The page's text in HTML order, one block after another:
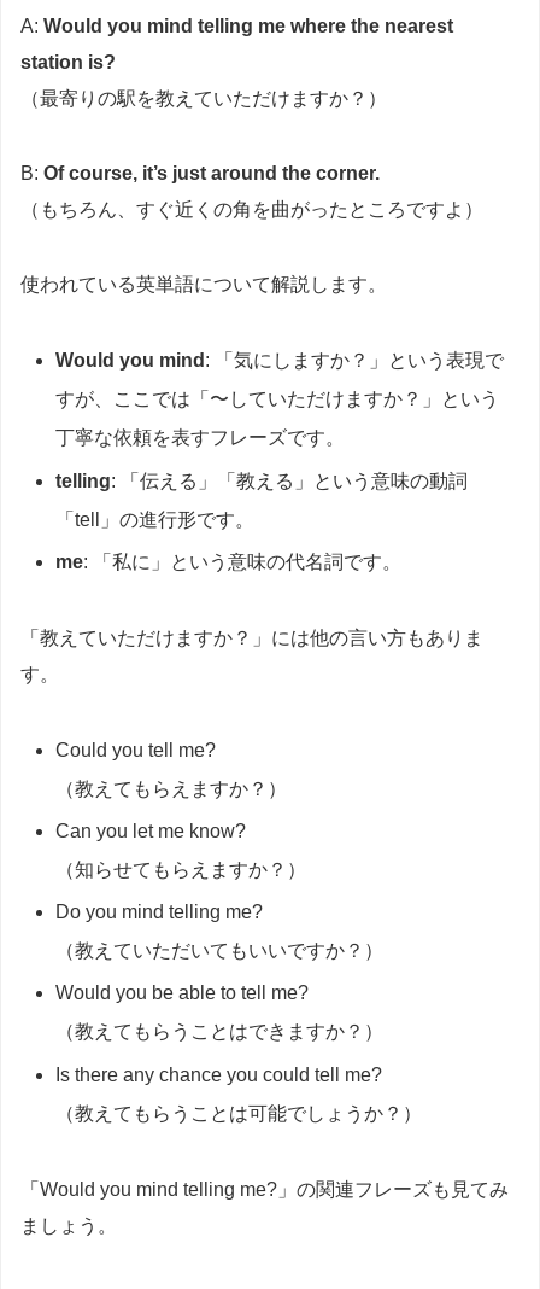
A: Would you mind telling me where the nearest
station is?
（最寄りの駅を教えていただけますか？）
B: Of course, it’s just around the corner.
（もちろん、すぐ近くの角を曲がったところですよ）
使われている英単語について解説します。
Would you mind : 「気にしますか？」という表現で
すが、ここでは「〜していただけますか？」という
丁寧な依頼を表すフレーズです。
telling: 「伝える」「教える」という意味の動詞
「tell」の進行形です。
me: 「私に」という意味の代名詞です。
「教えていただけますか？」には他の言い方もありま
す。
Could you tell me?
（教えてもらえますか？）
Can you let me know?
（知らせてもらえますか？）
Do you mind telling me?
（教えていただいてもいいですか？）
Would you be able to tell me?
（教えてもらうことはできますか？）
Is there any chance you could tell me?
（教えてもらうことは可能でしょうか？）
「Would you mind telling me?」の関連フレーズも見てみ
ましょう。